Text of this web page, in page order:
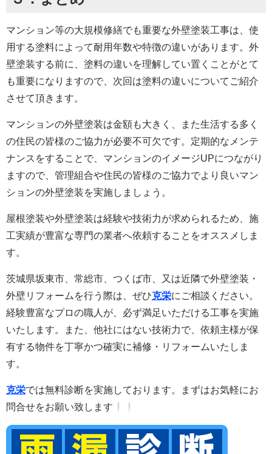
マンション等の大規模修繕でも重要な外壁塗装工事は、使
用する塗料によって耐用年数や特徴の違いがあります。外
壁塗装する前に、塗料の違いを理解してい置くことがとて
も重要になりますので、次回は塗料の違いについてご紹介
させて頂きます。
マンションの外壁塗装は金額も大きく、また生活する多く
の住民の皆様のご協力が必要不可欠です。定期的なメンテ
ナンスをすることで、マンションのイメージUPにつながり
ますので、管理組合や住民の皆様のご協力でより良いマン
ションの外壁塗装を実施しましょう。
屋根塗装や外壁塗装は経験や技術力が求められるため、施
工実績が豊富な専門の業者へ依頼することをオススメしま
す。
茨城県坂東市、常総市、つくば市、又は近隣で外壁塗装・
外壁リフォームを行う際は、ぜひ克栄にご相談ください。
経験豊富なプロの職人が、必ず満足いただける工事を実施
いたします。また
、他社にはない技術力で、依頼主様が保
有する物件を丁寧かつ確実に補修・リフォームいたしま
す。
克栄では無料診断を実施しております。まずはお気軽にお
問合せをお願い致します